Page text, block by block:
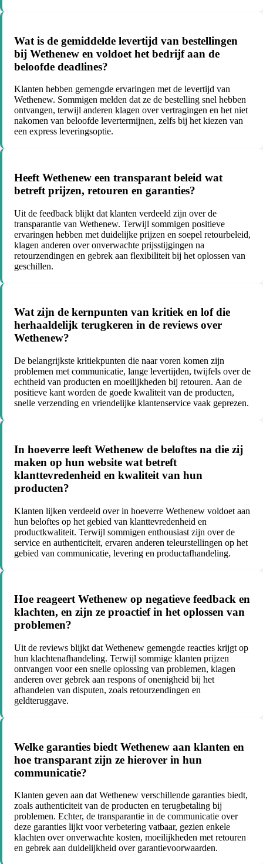
Wat is de gemiddelde levertijd van bestellingen
bij Wethenew en voldoet het bedrijf aan de
beloofde deadlines?
Klanten hebben gemengde ervaringen met de levertijd van
Wethenew. Sommigen melden dat ze de bestelling snel hebben
ontvangen, terwijl anderen klagen over vertragingen en het niet
nakomen van beloofde levertermijnen, zelfs bij het kiezen van
een express leveringsoptie.
Heeft Wethenew een transparant beleid wat
betreft prijzen, retouren en garanties?
Uit de feedback blijkt dat klanten verdeeld zijn over de
transparantie van Wethenew. Terwijl sommigen positieve
ervaringen hebben met duidelijke prijzen en soepel retourbeleid,
klagen anderen over onverwachte prijsstijgingen na
retourzendingen en gebrek aan flexibiliteit bij het oplossen van
geschillen.
Wat zijn de kernpunten van kritiek en lof die
herhaaldelijk terugkeren in de reviews over
Wethenew?
De belangrijkste kritiekpunten die naar voren komen zijn
problemen met communicatie, lange levertijden, twijfels over de
echtheid van producten en moeilijkheden bij retouren. Aan de
positieve kant worden de goede kwaliteit van de producten,
snelle verzending en vriendelijke klantenservice vaak geprezen.
In hoeverre leeft Wethenew de beloftes na die zij
maken op hun website wat betreft
klanttevredenheid en kwaliteit van hun
producten?
Klanten lijken verdeeld over in hoeverre Wethenew voldoet aan
hun beloftes op het gebied van klanttevredenheid en
productkwaliteit. Terwijl sommigen enthousiast zijn over de
service en authenticiteit, ervaren anderen teleurstellingen op het
gebied van communicatie, levering en productafhandeling.
Hoe reageert Wethenew op negatieve feedback en
klachten, en zijn ze proactief in het oplossen van
problemen?
Uit de reviews blijkt dat Wethenew gemengde reacties krijgt op
hun klachtenafhandeling. Terwijl sommige klanten prijzen
ontvangen voor een snelle oplossing van problemen, klagen
anderen over gebrek aan respons of onenigheid bij het
afhandelen van disputen, zoals retourzendingen en
geldteruggave.
Welke garanties biedt Wethenew aan klanten en
hoe transparant zijn ze hierover in hun
communicatie?
Klanten geven aan dat Wethenew verschillende garanties biedt,
zoals authenticiteit van de producten en terugbetaling bij
problemen. Echter, de transparantie in de communicatie over
deze garanties lijkt voor verbetering vatbaar, gezien enkele
klachten over onverwachte kosten, moeilijkheden met retouren
en gebrek aan duidelijkheid over garantievoorwaarden.